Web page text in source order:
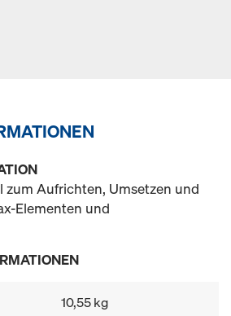
zum Aufrichten, Umsetzen und
Elementen und
10,55 kg